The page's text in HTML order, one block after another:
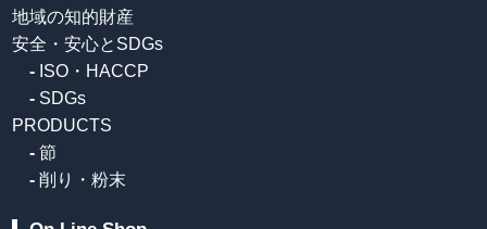
地域の知的財産
安全・安心とSDGs
- ISO・HACCP
- SDGs
PRODUCTS
- 節
- 削り・粉末